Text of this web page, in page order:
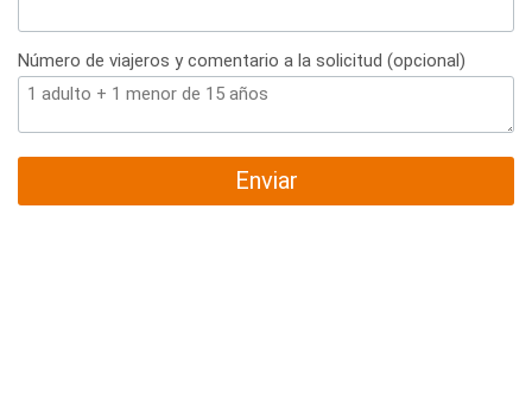
Número de viajeros y comentario a la solicitud (opcional)
Enviar